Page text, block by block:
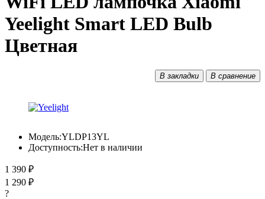
Yeelight Smart LED Bulb
Цветная
В закладки В сравнение
Модель:YLDP13YL
Доступность:Нет в наличии
1 390 ₽
1 290 ₽
?